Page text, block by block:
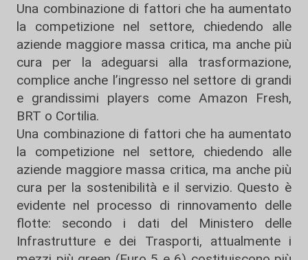
Una combinazione di fattori che ha aumentato
la competizione nel settore, chiedendo alle
aziende maggiore massa critica, ma anche più
cura per la adeguarsi alla trasformazione,
complice anche l’ingresso nel settore di grandi
e grandissimi players come Amazon Fresh,
BRT o Cortilia.
Una combinazione di fattori che ha aumentato
la competizione nel settore, chiedendo alle
aziende maggiore massa critica, ma anche più
cura per la sostenibilità e il servizio. Questo è
evidente nel processo di rinnovamento delle
flotte: secondo i dati del Ministero delle
Infrastrutture e dei Trasporti, attualmente i